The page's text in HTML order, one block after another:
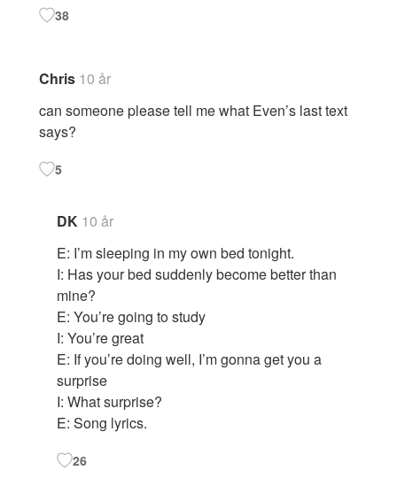
38
Chris 10 år
can someone please tell me what Even’s last text
says?
5
DK 10 år
E: I’m sleeping in my own bed tonight.
I: Has your bed suddenly become better than
mine?
E: You’re going to study
I: You’re great
E: If you’re doing well, I’m gonna get you a
surprise
I: What surprise?
E: Song lyrics.
26